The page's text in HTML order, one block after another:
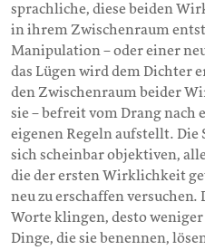
sprachliche, diese beiden
in ihrem Zwischenraum
Manipulation – oder einer
das Lügen wird dem Dichter
den Zwischenraum beider
sie – befreit vom Drang
eigenen Regeln aufstellt. Die
sich scheinbar objektiven,
die der ersten Wirklichkeit
neu zu erschaffen versuchen.
Worte klingen, desto
Dinge, die sie benennen,